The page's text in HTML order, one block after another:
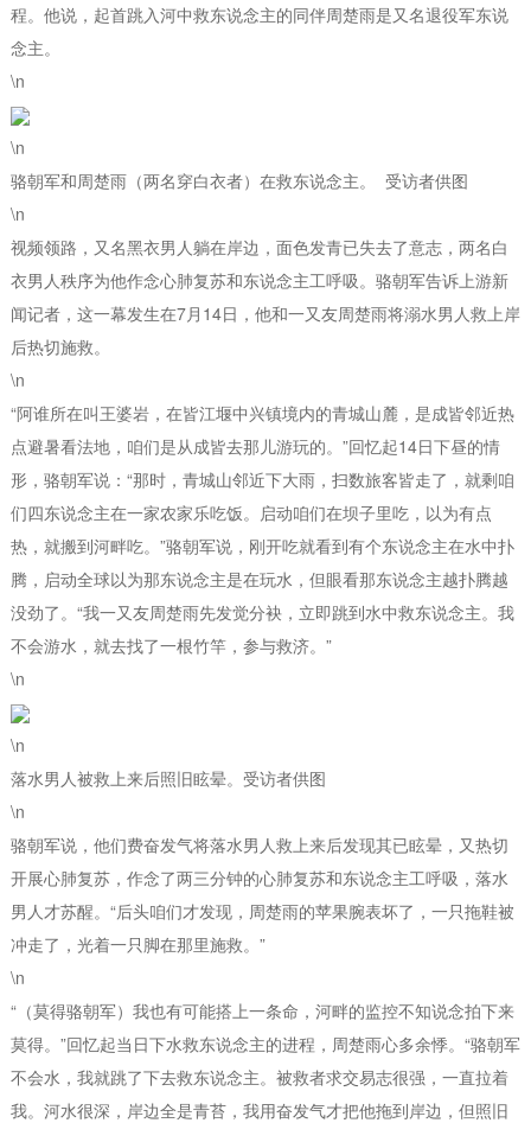
程。他说，起首跳入河中救东说念主的同伴周楚雨是又名退役军东说
念主。
\n
\n
骆朝军和周楚雨（两名穿白衣者）在救东说念主。 受访者供图
\n
视频领路，又名黑衣男人躺在岸边，面色发青已失去了意志，两名白
衣男人秩序为他作念心肺复苏和东说念主工呼吸。骆朝军告诉上游新
闻记者，这一幕发生在7月14日，他和一又友周楚雨将溺水男人救上岸
后热切施救。
\n
“阿谁所在叫王婆岩，在皆江堰中兴镇境内的青城山麓，是成皆邻近热
点避暑看法地，咱们是从成皆去那儿游玩的。”回忆起14日下昼的情
形，骆朝军说：“那时，青城山邻近下大雨，扫数旅客皆走了，就剩咱
们四东说念主在一家农家乐吃饭。启动咱们在坝子里吃，以为有点
热，就搬到河畔吃。”骆朝军说，刚开吃就看到有个东说念主在水中扑
腾，启动全球以为那东说念主是在玩水，但眼看那东说念主越扑腾越
没劲了。“我一又友周楚雨先发觉分袂，立即跳到水中救东说念主。我
不会游水，就去找了一根竹竿，参与救济。”
\n
\n
落水男人被救上来后照旧眩晕。受访者供图
\n
骆朝军说，他们费奋发气将落水男人救上来后发现其已眩晕，又热切
开展心肺复苏，作念了两三分钟的心肺复苏和东说念主工呼吸，落水
男人才苏醒。“后头咱们才发现，周楚雨的苹果腕表坏了，一只拖鞋被
冲走了，光着一只脚在那里施救。”
\n
“（莫得骆朝军）我也有可能搭上一条命，河畔的监控不知说念拍下来
莫得。”回忆起当日下水救东说念主的进程，周楚雨心多余悸。“骆朝军
不会水，我就跳了下去救东说念主。被救者求交易志很强，一直拉着
我。河水很深，岸边全是青苔，我用奋发气才把他拖到岸边，但照旧